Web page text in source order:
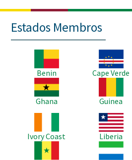
Estados Membros
Benin
Imagem
Cape Verde
Imagem
Ghana
Guinea
Ivory Coast
Imagem
Liberia
Imagem
Imagem